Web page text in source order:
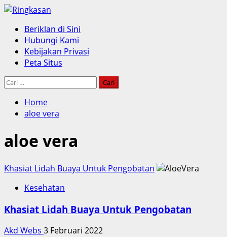
Skip
content
Primary
Menu
Beriklan di Sini
Hubungi Kami
Kebijakan Privasi
Peta Situs
Cari
Home
aloe vera
aloe vera
Khasiat Lidah Buaya Untuk Pengobatan
Kesehatan
Khasiat Lidah Buaya Untuk Pengobatan
Akd Webs 3 Februari 2022